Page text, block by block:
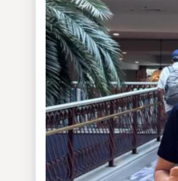
Multimedia